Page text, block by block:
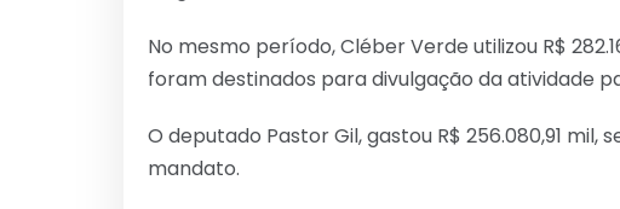
No mesmo período, Cléber Verde utilizou R$
foram destinados para divulgação da atividade
O deputado Pastor Gil, gastou R$ 256.080,91 mil,
mandato.